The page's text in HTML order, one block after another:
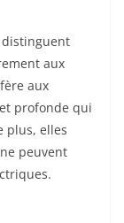
distinguent
aux
aux
profonde⁤ qui
plus, elles
peuvent​